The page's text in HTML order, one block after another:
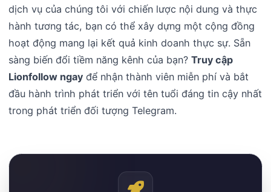
dịch vụ của chúng tôi với chiến lược nội dung và thực
hành tương tác, bạn có thể xây dựng một cộng đồng
hoạt động mang lại kết quả kinh doanh thực sự. Sẵn
sàng biến đổi tiềm năng kênh của bạn?Truy cập
Lionfollow ngay để nhận thành viên miễn phí và bắt
đầu hành trình phát triển với tên tuổi đáng tin cậy nhất
trong phát triển đối tượng Telegram.